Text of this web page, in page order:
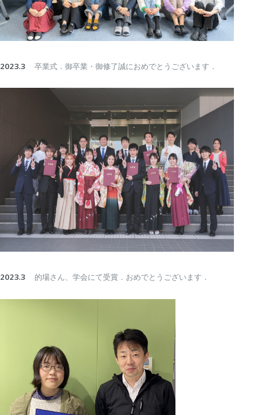
2023.3 卒業式．御卒業・御修了誠におめでとうございます．
2023.3 的場さん、学会にて受賞．おめでとうございます．